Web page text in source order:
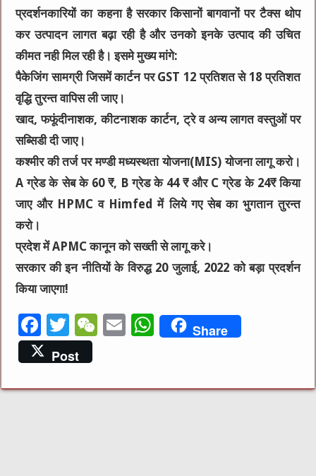
प्रदर्शनकारियों का कहना है सरकार किसानों बागवानों पर टैक्स थोप
कर उत्पादन लागत बढ़ा रही है और उनको इनके उत्पाद की उचित
कीमत नही मिल रही है। इसमे मुख्य मांगे:
पैकेजिंग सामग्री जिसमें कार्टन पर GST 12 प्रतिशत से 18 प्रतिशत
वृद्धि तुरन्त वापिस ली जाए।
खाद, फफूंदीनाशक, कीटनाशक कार्टन, ट्रे व अन्य लागत वस्तुओं पर
सब्सिडी दी जाए।
कश्मीर की तर्ज पर मण्डी मध्यस्थता योजना(MIS) योजना लागू करो।
A ग्रेड के सेब के 60 ₹, B ग्रेड के 44 ₹ और C ग्रेड के 24₹ किया
जाए और HPMC व Himfed में लिये गए सेब का भुगतान तुरन्त
करो।
प्रदेश में APMC कानून को सख्ती से लागू करे।
सरकार की इन नीतियों के विरुद्ध 20 जुलाई, 2022 को बड़ा प्रदर्शन
किया जाएगा!
F
a
c
e
T
w
it
te
W
h
E
l
W
s
Share
Post